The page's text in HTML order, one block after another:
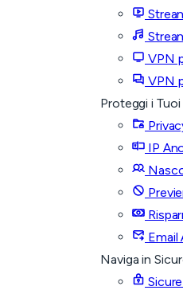
VPN
VPN
Proteggi i Tuoi
IP
Email
Naviga in